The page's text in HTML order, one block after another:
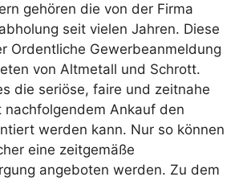
gehören die von der Firma
seit vielen Jahren. Diese
Ordentliche Gewerbeanmeldung
von Altmetall und Schrott.
die seriöse, faire und zeitnahe
nachfolgendem Ankauf den
werden kann. Nur so können
eine zeitgemäße
angeboten werden. Zu dem